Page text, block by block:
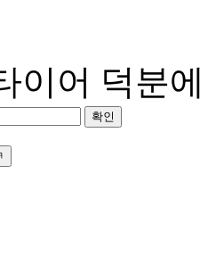
이어 덕분
확인